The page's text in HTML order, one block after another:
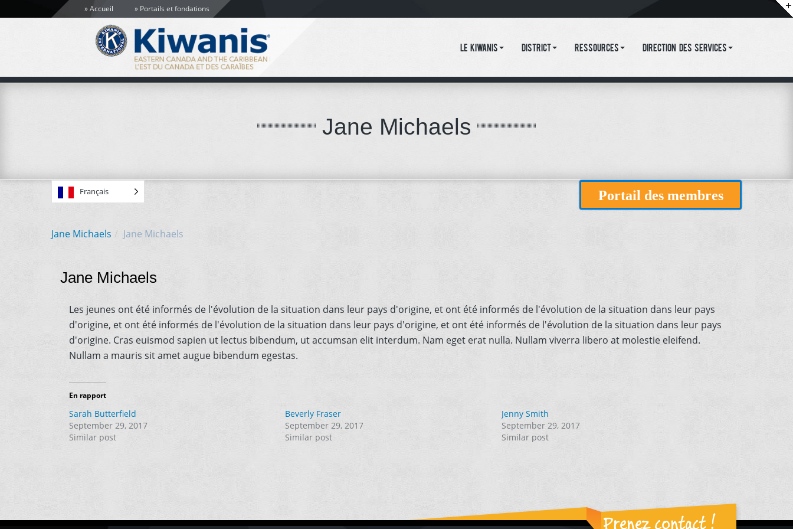
Accueil Portails et fondations
Le Kiwanis District Ressources Direction des services
Jane Michaels
Français Portail des membres
Jane Michaels Jane Michaels
Jane Michaels
Les jeunes ont été informés de l'évolution de la situation dans leur pays d'origine, et ont été informés de l'évolution de la situation dans leur pays
d'origine, et ont été informés de l'évolution de la situation dans leur pays d'origine, et ont été informés de l'évolution de la situation dans leur pays
d'origine. Cras euismod sapien ut lectus bibendum, ut accumsan elit interdum. Nam eget erat nulla. Nullam viverra libero at molestie eleifend.
Nullam a mauris sit amet augue bibendum egestas.
En rapport
Sarah Butterfield
September 29, 2017
Similar post
Beverly Fraser
September 29, 2017
Similar post
Jenny Smith
September 29, 2017
Similar post
Prenez contact !